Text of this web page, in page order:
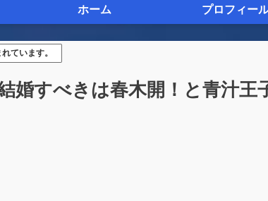
ホーム プロフィー
ています。
婚すべきは春木開！と青汁王